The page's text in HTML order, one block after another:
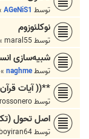
توسط AGeNiS1
نوكلئوزوم
توسطmaral55
شبیه‌سازی
توسطnaghme
»
**(( آیات
توسط
اصل تحول
توسط